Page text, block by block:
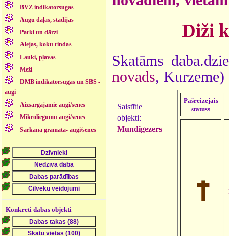
BVZ indikatorsugas
Augu daļas, stadijas
Parki un dārzi
Alejas, koku rindas
Lauki, pļavas
Meži
DMB indikatorsugas un SBS -
augi
Aizsargājamie augi/sēnes
Mikroliegumu augi/sēnes
Sarkanā grāmata- augi/sēnes
Konkrēti dabas objekti
Diži
Skatāms
novads, Kurzeme)
Saistītie
objekti:
Mundigezers
Pašreizējais
statuss